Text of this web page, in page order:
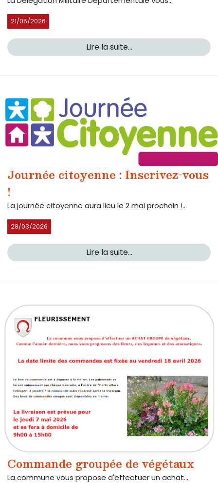
21/05/2026
Lire la suite...
Journée citoyenne : Inscrivez-vous
!
La journée citoyenne aura lieu le 2 mai prochain !...
28/03/2026
Lire la suite...
Commande groupée de végétaux
La commune vous propose d'effectuer un achat...